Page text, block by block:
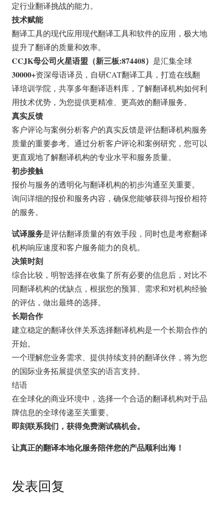
定行业翻译挑战的能力。
技术赋能
翻译工具的现代应用现代翻译工具和软件的应用，极大地
提升了翻译的质量和效率。
CCJK母公司火星语盟（新三板:874408） 是汇集全球
30000+资深母语译员，自研CAT翻译工具，打造在线翻
译培训学院，共享多年翻译语料库，了解翻译机构如何利
用技术优势，为您提供更精准、更高效的翻译服务。
真实反馈
客户评论与案例分析客户的真实反馈是评估翻译机构服务
质量的重要参考。通过分析客户评论和案例研究，您可以
更直观地了解翻译机构的专业水平和服务质量。
初步接触
报价与服务的透明化与翻译机构的初步沟通至关重要。
询问详细的报价和服务内容，确保您能够获得与报价相符
的服务。
试译服务是评估翻译质量的有效手段，同时也是考察翻译
机构响应速度和客户服务能力的良机。
决策时刻
综合比较，明智选择在收集了所有必要的信息后，对比不
同翻译机构的优缺点，根据您的预算、需求和对机构经验
的评估，做出最终的选择。
长期合作
建立稳定的翻译伙伴关系选择翻译机构是一个长期合作的
开始。
一个理解您业务需求、提供持续支持的翻译伙伴，将为您
的国际业务拓展提供坚实的语言支持。
结语
在全球化的商业环境中，选择一个合适的翻译机构对于品
牌信息的全球传递至关重要。
即刻联系我们，获得免费测试稿机会。
让真正的翻译本地化服务陪伴您的产品顺利出海！
发表回复